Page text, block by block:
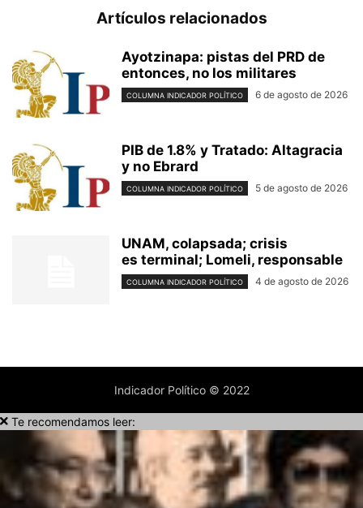
Artículos relacionados
Ayotzinapa: pistas del PRD de
entonces, no los militares
COLUMNA INDICADOR POLÍTICO 6 de agosto de 2026
PIB de 1.8% y Tratado: Altagracia
y no Ebrard
COLUMNA INDICADOR POLÍTICO 5 de agosto de 2026
UNAM, colapsada; crisis
es terminal; Lomeli, responsable
COLUMNA INDICADOR POLÍTICO 4 de agosto de 2026
Indicador Político © 2022
Te recomendamos leer: